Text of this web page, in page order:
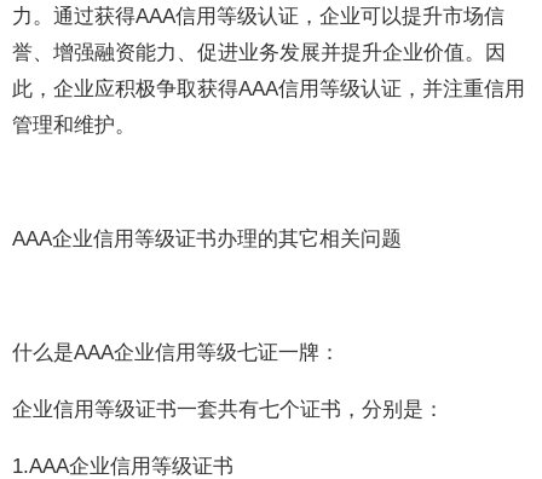
力。通过获得AAA信用等级认证，企业可以提升市场信
誉、增强融资能力、促进业务发展并提升企业价值。因
此，企业应积极争取获得AAA信用等级认证，并注重信用
管理和维护。
AAA企业信用等级证书办理的其它相关问题
什么是AAA企业信用等级七证一牌：
企业信用等级证书一套共有七个证书，分别是：
1.AAA企业信用等级证书